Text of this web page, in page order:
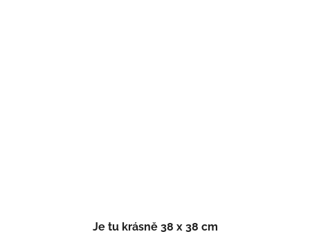
Je tu krásně 38 x 38 cm